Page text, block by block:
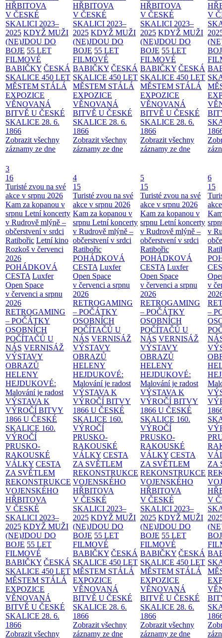
HŘBITOVA
V ČESKÉ
SKALICI 2023–
2025 KDYŽ MUŽI
(NE)JDOU DO
BOJE 55 LET
FILMOVÉ
BABIČKY ČESKÁ
SKALICE 450 LET
MĚSTEM STÁLÁ
EXPOZICE
VĚNOVANÁ
BITVĚ U ČESKÉ
SKALICE 28. 6.
1866
Zobrazit všechny
záznamy ze dne
HŘBITOVA
V ČESKÉ
SKALICI 2023–
2025 KDYŽ MUŽI
(NE)JDOU DO
BOJE 55 LET
FILMOVÉ
BABIČKY ČESKÁ
SKALICE 450 LET
MĚSTEM STÁLÁ
EXPOZICE
VĚNOVANÁ
BITVĚ U ČESKÉ
SKALICE 28. 6.
1866
Zobrazit všechny
záznamy ze dne
HŘBITOVA
V ČESKÉ
SKALICI 2023–
2025 KDYŽ MUŽI
(NE)JDOU DO
BOJE 55 LET
FILMOVÉ
BABIČKY ČESKÁ
SKALICE 450 LET
MĚSTEM STÁLÁ
EXPOZICE
VĚNOVANÁ
BITVĚ U ČESKÉ
SKALICE 28. 6.
1866
Zobrazit všechny
záznamy ze dne
V
3
16
Turisté zvou na své
akce v srpnu 2026
Kam za kopanou v
srpnu Letní koncerty
v Rudrově mlýně –
občerstvení v srdci
Ratibořic Letní kino
Rozkoš v červenci
2026
POHÁDKOVÁ
CESTA Luxfer
Open Space
v červenci a srpnu
2026
RETROGAMING
– POČÁTKY
OSOBNÍCH
POČÍTAČŮ U
NÁS VERNISÁŽ
VÝSTAVY
OBRAZŮ
HELENY
HEJDUKOVÉ:
Malování je radost
VÝSTAVA K
VÝROČÍ BITVY
1866 U ČESKÉ
SKALICE 160.
VÝROČÍ
PRUSKO-
RAKOUSKÉ
VÁLKY CESTA
ZA SVĚTLEM
REKONSTRUKCE
VOJENSKÉHO
HŘBITOVA
V ČESKÉ
SKALICI 2023–
2025 KDYŽ MUŽI
(NE)JDOU DO
BOJE 55 LET
FILMOVÉ
BABIČKY ČESKÁ
SKALICE 450 LET
MĚSTEM STÁLÁ
EXPOZICE
VĚNOVANÁ
BITVĚ U ČESKÉ
SKALICE 28. 6.
1866
Zobrazit všechny
4
15
Turisté zvou na své
akce v srpnu 2026
Kam za kopanou v
srpnu Letní koncerty
v Rudrově mlýně –
občerstvení v srdci
Ratibořic
POHÁDKOVÁ
CESTA Luxfer
Open Space
v červenci a srpnu
2026
RETROGAMING
– POČÁTKY
OSOBNÍCH
POČÍTAČŮ U
NÁS VERNISÁŽ
VÝSTAVY
OBRAZŮ
HELENY
HEJDUKOVÉ:
Malování je radost
VÝSTAVA K
VÝROČÍ BITVY
1866 U ČESKÉ
SKALICE 160.
VÝROČÍ
PRUSKO-
RAKOUSKÉ
VÁLKY CESTA
ZA SVĚTLEM
REKONSTRUKCE
VOJENSKÉHO
HŘBITOVA
V ČESKÉ
SKALICI 2023–
2025 KDYŽ MUŽI
(NE)JDOU DO
BOJE 55 LET
FILMOVÉ
BABIČKY ČESKÁ
SKALICE 450 LET
MĚSTEM STÁLÁ
EXPOZICE
VĚNOVANÁ
BITVĚ U ČESKÉ
SKALICE 28. 6.
1866
Zobrazit všechny
záznamy ze dne
5
15
Turisté zvou na své
akce v srpnu 2026
Kam za kopanou v
srpnu Letní koncerty
v Rudrově mlýně –
občerstvení v srdci
Ratibořic
POHÁDKOVÁ
CESTA Luxfer
Open Space
v červenci a srpnu
2026
RETROGAMING
– POČÁTKY
OSOBNÍCH
POČÍTAČŮ U
NÁS VERNISÁŽ
VÝSTAVY
OBRAZŮ
HELENY
HEJDUKOVÉ:
Malování je radost
VÝSTAVA K
VÝROČÍ BITVY
1866 U ČESKÉ
SKALICE 160.
VÝROČÍ
PRUSKO-
RAKOUSKÉ
VÁLKY CESTA
ZA SVĚTLEM
REKONSTRUKCE
VOJENSKÉHO
HŘBITOVA
V ČESKÉ
SKALICI 2023–
2025 KDYŽ MUŽI
(NE)JDOU DO
BOJE 55 LET
FILMOVÉ
BABIČKY ČESKÁ
SKALICE 450 LET
MĚSTEM STÁLÁ
EXPOZICE
VĚNOVANÁ
BITVĚ U ČESKÉ
SKALICE 28. 6.
1866
Zobrazit všechny
záznamy ze dne
6
15
v
v
–
ZA
V